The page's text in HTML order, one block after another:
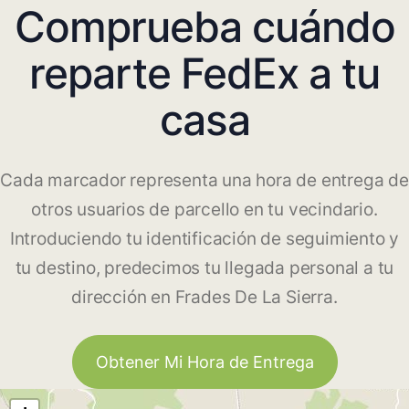
Comprueba cuándo
reparte FedEx a tu
casa
Cada marcador representa una hora de entrega de
otros usuarios de parcello en tu vecindario.
Introduciendo tu identificación de seguimiento y
tu destino, predecimos tu llegada personal a tu
dirección en Frades De La Sierra.
Obtener Mi Hora de Entrega